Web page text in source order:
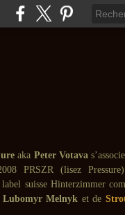
aka Peter Votava
PRSZR (lisez
suisse Hinterzimmer
Lubomyr Melnyk et de